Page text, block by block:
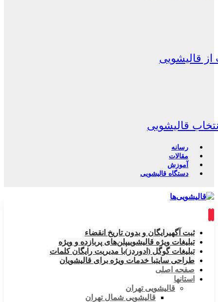
قالیشویی
قالیشویی
رسانه
مقالات
آموزش
دستگاه قالیشویی
ثبت آگهیرایگان و بدون تاریخ انقضاء
تبلیغات ویژه قالیشوییپلن‌های پربازده و ویژه
تبلیغات گوگل (ادوردز)با مدیریت رایگان کلمات
طراحی سایتبا خدمات ویژه برای قالیشویان
صفحه اصلی
استانها
قالیشویی تهران
قالیشویی شمال تهران